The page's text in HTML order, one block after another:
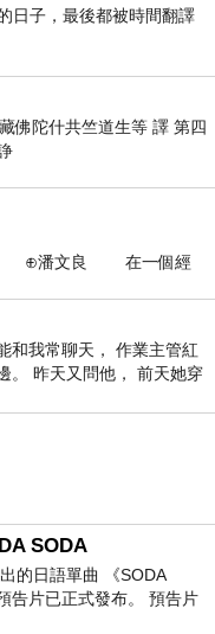
日子，最後都被時間翻譯
陀什共竺道生等 譯 第四
個經
和我常聊天， 作業主管紅
。 昨天又問他， 前天她穿
SODA
的日語單曲 《SODA
告片已正式發布。 預告片
絲們對這次夏季回